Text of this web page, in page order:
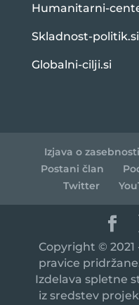
Humanitarni-
Skladnost-politik.si
Globalni-cilji.si
Izjava o zasebnosti
Postani član
Twitter
Copyright © 2021
pravice
Izdelava spletne
iz sredstev